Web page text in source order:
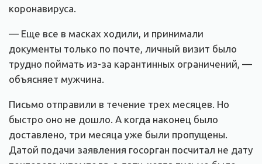
коронавируса.
— Еще все в масках ходили, и принимали
документы только по почте, личный визит было
трудно поймать из-за карантинных ограничений, —
объясняет мужчина.
Письмо отправили в течение трех месяцев. Но
быстро оно не дошло. А когда наконец было
доставлено, три месяца уже были пропущены.
Датой подачи заявления госорган посчитал не дату